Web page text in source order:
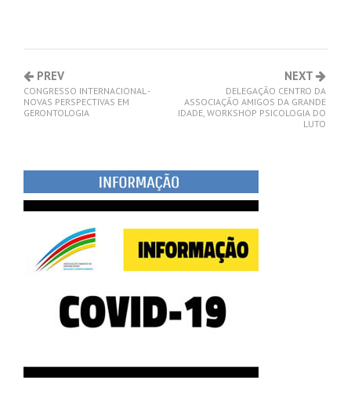
PREV
CONGRESSO INTERNACIONAL -
NOVAS PERSPECTIVAS EM
GERONTOLOGIA
NEXT
DELEGAÇÃO CENTRO DA
ASSOCIAÇÃO AMIGOS DA GRANDE
IDADE, WORKSHOP PSICOLOGIA DO
LUTO